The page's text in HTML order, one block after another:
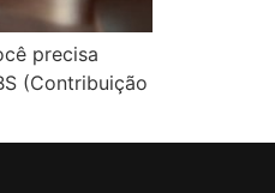
precisa
(Contribuição